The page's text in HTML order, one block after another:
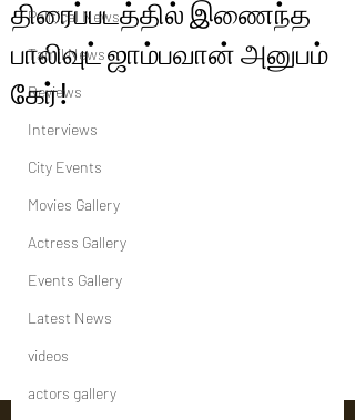
Political News
Tamil News
Reviews
Interviews
City Events
Movies Gallery
Actress Gallery
Events Gallery
Latest News
videos
actors gallery
திரைப்படத்தில் இணைந்த
பாலிவுட் ஜாம்பவான் அனுபம்
கேர்!